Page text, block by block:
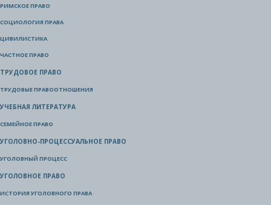
РИМСКОЕ ПРАВО
СОЦИОЛОГИЯ ПРАВА
ЦИВИЛИСТИКА
ЧАСТНОЕ ПРАВО
ТРУДОВОЕ ПРАВО
ТРУДОВЫЕ ПРАВООТНОШЕНИЯ
УЧЕБНАЯ ЛИТЕРАТУРА
СЕМЕЙНОЕ ПРАВО
УГОЛОВНО-ПРОЦЕССУАЛЬНОЕ ПРАВО
УГОЛОВНЫЙ ПРОЦЕСС
УГОЛОВНОЕ ПРАВО
ИСТОРИЯ УГОЛОВНОГО ПРАВА